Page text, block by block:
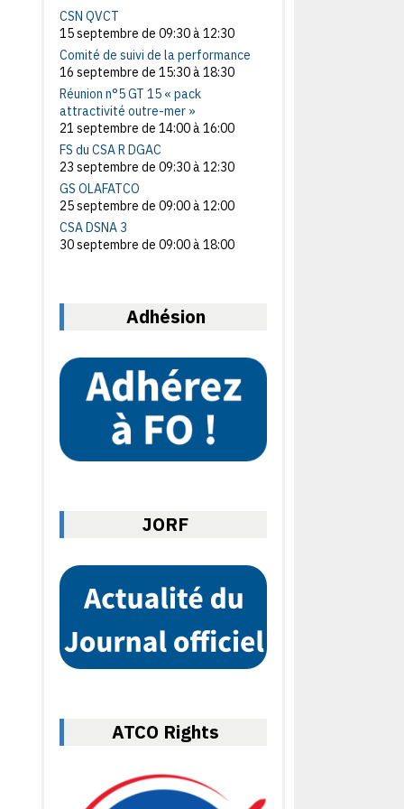
CSN QVCT
15 septembre de 09:30à12:30
Comité de suivi de la performance
16 septembre de 15:30à18:30
Réunion n°5 GT 15 « pack
attractivité outre-mer »
21 septembre de 14:00à16:00
FS du CSA R DGAC
23 septembre de 09:30à12:30
GS OLAFATCO
25 septembre de 09:00à12:00
CSA DSNA 3
30 septembre de 09:00à18:00
Adhésion
JORF
ATCO Rights